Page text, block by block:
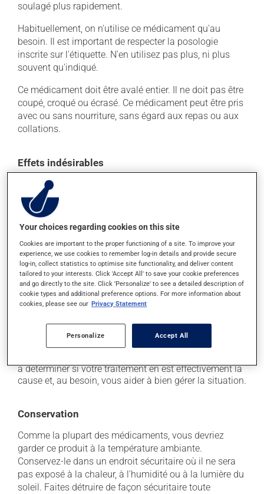
soulagé plus rapidement.
Habituellement, on n'utilise ce médicament qu'au
besoin. Il est important de respecter la posologie
inscrite sur l'étiquette. N'en utilisez pas plus, ni plus
souvent qu'indiqué.
Ce médicament doit être avalé entier. Il ne doit pas être
coupé, croqué ou écrasé. Ce médicament peut être pris
avec ou sans nourriture, sans égard aux repas ou aux
collations.
Effets indésirables
En plus de ses effets recherchés, ce produit peut à
l'occasion entraîner certains effets indésirables (effets
secondaires), notamment :
il peut causer des étourdissements ou vous endormir
- levez-vous lentement et soyez prudent avant de
prendre le volant;
il peut entraîner une sensation de malaise;
il peut causer des nausées et des vomissements.
Chaque personne peut réagir différemment à un
traitement. Si vous croyez que ce produit est la cause
d'un problème qui vous incommode, qu'il soit
mentionné ici ou non, discutez-en avec votre
à déterminer si votre traitement en est effectivement la
cause et, au besoin, vous aider à bien gérer la situation.
Conservation
Comme la plupart des médicaments, vous devriez
garder ce produit à la température ambiante.
Conservez-le dans un endroit sécuritaire où il ne sera
pas exposé à la chaleur, à l'humidité ou à la lumière du
soleil. Faites détruire de façon sécuritaire toute
Your choices regarding cookies on this site
Cookies are important to the proper functioning of a site. To improve your
experience, we use cookies to remember log-in details and provide secure
log-in, collect statistics to optimise site functionality, and deliver content
tailored to your interests. Click 'Accept All' to save your cookie preferences
and go directly to the site. Click 'Personalize' to see a detailed description of
cookie types and additional preference options. For more information about
cookies, please see our Privacy Statement
Personalize Accept All